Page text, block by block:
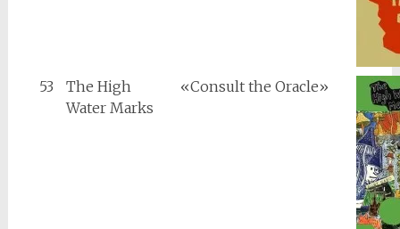
53
The High
Water Marks
«Consult the Oracle»